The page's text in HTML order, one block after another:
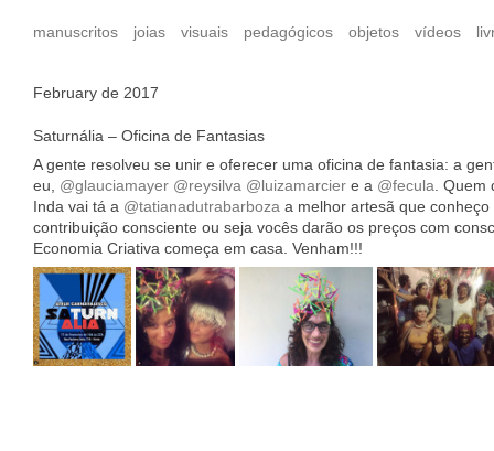
manuscritos joias visuais pedagógicos objetos vídeos
February de 2017
Saturnália – Oficina de Fantasias
A gente resolveu se unir e oferecer uma oficina de fantasia: a
eu, @glauciamayer @reysilva @luizamarcier e a @fecula .
Inda vai tá a @tatianadutrabarboza a melhor artesã que
contribuição consciente ou seja vocês darão os preços com
Economia Criativa começa em casa. Venham!!!